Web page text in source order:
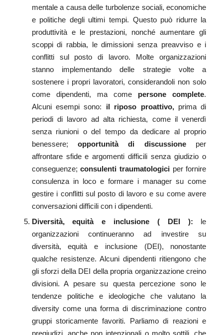
mentale a causa delle turbolenze sociali, economiche
e politiche degli ultimi tempi. Questo può ridurre la
produttività e le prestazioni, nonché aumentare gli
scoppi di rabbia, le dimissioni senza preavviso e i
conflitti sul posto di lavoro. Molte organizzazioni
stanno implementando delle strategie volte a
sostenere i propri lavoratori, considerandoli non solo
come dipendenti, ma come persone complete.
Alcuni esempi sono: il riposo proattivo,prima di
periodi di lavoro ad alta richiesta, come il venerdì
senza riunioni o del tempo da dedicare al proprio
benessere; opportunità di discussioneper
affrontare sfide e argomenti difficili senza giudizio o
conseguenze;consulenti traumatologiciper fornire
consulenza in loco e formare i manager su come
gestire i conflitti sul posto di lavoro e su come avere
conversazioni difficili con i dipendenti.
Diversità, equità e inclusione ( DEI): le
organizzazioni continueranno ad investire su
diversità, equità e inclusione (DEI), nonostante
qualche resistenze. Alcuni dipendenti ritiengono che
gli sforzi della DEI della propria organizzazione creino
divisioni. A pesare su questa percezione sono le
tendenze politiche e ideologiche che valutano la
diversity come una forma di discriminazione contro
gruppi storicamente favoriti. Parliamo di reazioni e